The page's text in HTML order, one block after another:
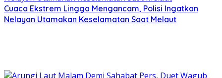
Cuaca Ekstrem Lingga Mengancam, Polisi Ingatkan
Nelayan Utamakan Keselamatan Saat Melaut